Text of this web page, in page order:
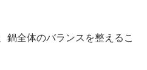
鍋全体のバランスを整えるこ